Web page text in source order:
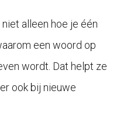
alleen hoe je één
een woord op
wordt. Dat helpt ze
ook bij nieuwe